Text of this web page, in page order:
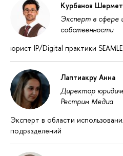
Курбанов Шермет
Эксперт в сфере
собственности
юрист IP/Digital практики
Лаптиакру Анна
Директор
Рестрим Медиа
Эксперт в области
подразделений